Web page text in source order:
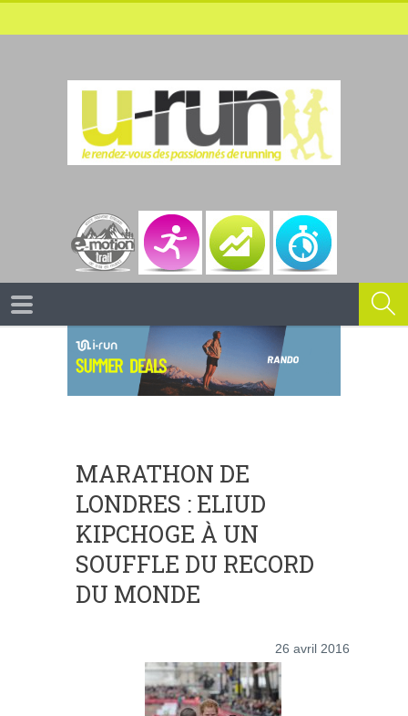
MARATHON DE
LONDRES : ELIUD
KIPCHOGE À UN
SOUFFLE DU RECORD
DU MONDE
26 avril 2016